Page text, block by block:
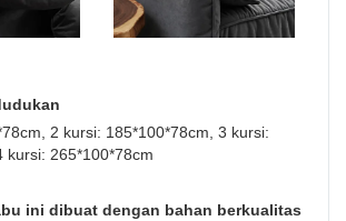
2 kursi: 185*100*78cm, 3 kursi:
kursi: 265*100*78cm
ini dibuat dengan bahan berkualitas